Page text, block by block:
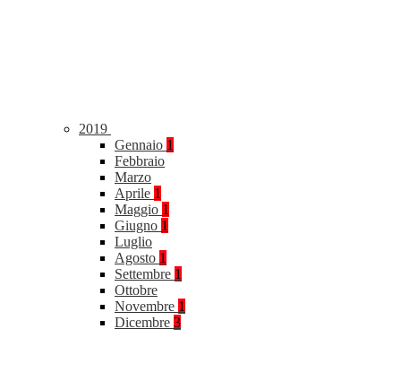
2019
Gennaio 1
Febbraio
Marzo
Aprile 1
Maggio 1
Giugno 1
Luglio
Agosto 1
Settembre 1
Ottobre
Novembre 1
Dicembre 3